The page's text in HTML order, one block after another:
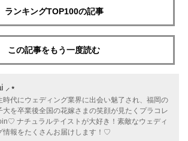
ランキングTOP100の記事
この記事をもう一度読む
⸝⋆
時代にウェディング業界に出会い魅了され、福岡の
大を卒業後全国の花嫁さまの笑顔が見たくプラコレ
ナチュラルテイストが大好き！素敵なウェディ
情報をたくさんお届けします！♡